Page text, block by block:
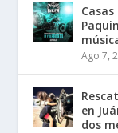
Ago 7,
en
dos